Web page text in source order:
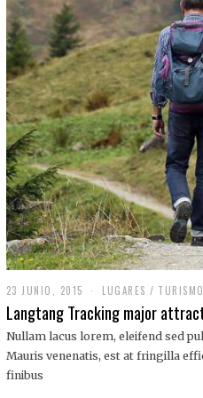
2
0
1
9
23 JUNIO, 2015 LUGARES / TURISMO
Langtang Tracking major
Nullam lacus lorem, eleifend sed
Mauris venenatis, est at fringilla
finibus